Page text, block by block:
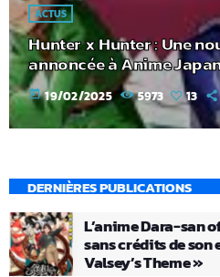
ACTUS
Hunter x Hunter : Une
annoncée à Anime
today 19/02/2025 5973 13
DERNIÈRES PUBLICATIONS
L’anime Dara-san
sans crédits de son
Valsey’s Theme »